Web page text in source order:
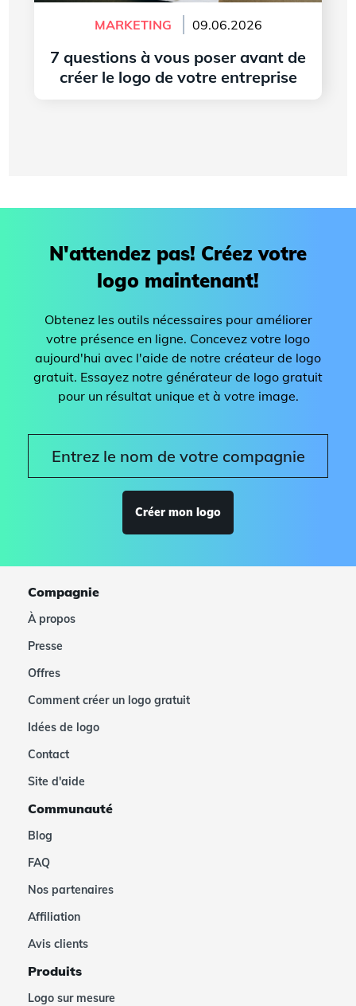
MARKETING 09.06.2026
7 questions à vous poser avant de
créer le logo de votre entreprise
N'attendez pas! Créez votre
logo maintenant!
Obtenez les outils nécessaires pour améliorer
votre présence en ligne. Concevez votre logo
aujourd'hui avec l'aide de notre créateur de logo
gratuit. Essayez notre générateur de logo gratuit
pour un résultat unique et à votre image.
Créer mon logo
Compagnie
À propos
Presse
Offres
Comment créer un logo gratuit
Idées de logo
Contact
Site d'aide
Communauté
Blog
FAQ
Nos partenaires
Affiliation
Avis clients
Produits
Logo sur mesure